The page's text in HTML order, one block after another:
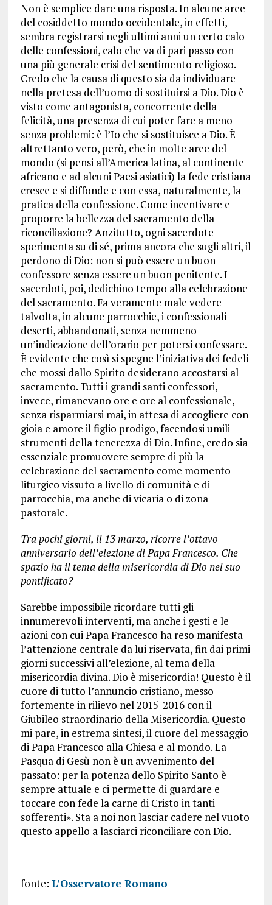
Non è semplice dare una risposta. In alcune aree
del cosiddetto mondo occidentale, in effetti,
sembra registrarsi negli ultimi anni un certo calo
delle confessioni, calo che va di pari passo con
una più generale crisi del sentimento religioso.
Credo che la causa di questo sia da individuare
nella pretesa dell’uomo di sostituirsi a Dio. Dio è
visto come antagonista, concorrente della
felicità, una presenza di cui poter fare a meno
senza problemi: è l’Io che si sostituisce a Dio. È
altrettanto vero, però, che in molte aree del
mondo (si pensi all’America latina, al continente
africano e ad alcuni Paesi asiatici) la fede cristiana
cresce e si diffonde e con essa, naturalmente, la
pratica della confessione. Come incentivare e
proporre la bellezza del sacramento della
riconciliazione? Anzitutto, ogni sacerdote
sperimenta su di sé, prima ancora che sugli altri, il
perdono di Dio: non si può essere un buon
confessore senza essere un buon penitente. I
sacerdoti, poi, dedichino tempo alla celebrazione
del sacramento. Fa veramente male vedere
talvolta, in alcune parrocchie, i confessionali
deserti, abbandonati, senza nemmeno
un’indicazione dell’orario per potersi confessare.
È evidente che così si spegne l’iniziativa dei fedeli
che mossi dallo Spirito desiderano accostarsi al
sacramento. Tutti i grandi santi confessori,
invece, rimanevano ore e ore al confessionale,
senza risparmiarsi mai, in attesa di accogliere con
gioia e amore il figlio prodigo, facendosi umili
strumenti della tenerezza di Dio. Infine, credo sia
essenziale promuovere sempre di più la
celebrazione del sacramento come momento
liturgico vissuto a livello di comunità e di
parrocchia, ma anche di vicaria o di zona
pastorale.
Tra pochi giorni, il 13 marzo, ricorre l’ottavo
anniversario dell’elezione di Papa Francesco. Che
spazio ha il tema della misericordia di Dio nel suo
pontificato?
Sarebbe impossibile ricordare tutti gli
innumerevoli interventi, ma anche i gesti e le
azioni con cui Papa Francesco ha reso manifesta
l’attenzione centrale da lui riservata, fin dai primi
giorni successivi all’elezione, al tema della
misericordia divina. Dio è misericordia! Questo è il
cuore di tutto l’annuncio cristiano, messo
fortemente in rilievo nel 2015-2016 con il
Giubileo straordinario della Misericordia. Questo
mi pare, in estrema sintesi, il cuore del messaggio
di Papa Francesco alla Chiesa e al mondo. La
Pasqua di Gesù non è un avvenimento del
passato: per la potenza dello Spirito Santo è
sempre attuale e ci permette di guardare e
toccare con fede la carne di Cristo in tanti
sofferenti». Sta a noi non lasciar cadere nel vuoto
questo appello a lasciarci riconciliare con Dio.
fonte: L’Osservatore Romano